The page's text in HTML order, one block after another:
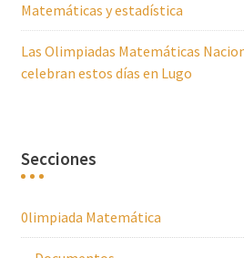
Matemáticas y estadística
Las Olimpiadas Matemáticas
celebran estos días en Lugo
Secciones
0limpiada Matemática